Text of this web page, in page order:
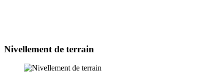
Nivellement de terrain